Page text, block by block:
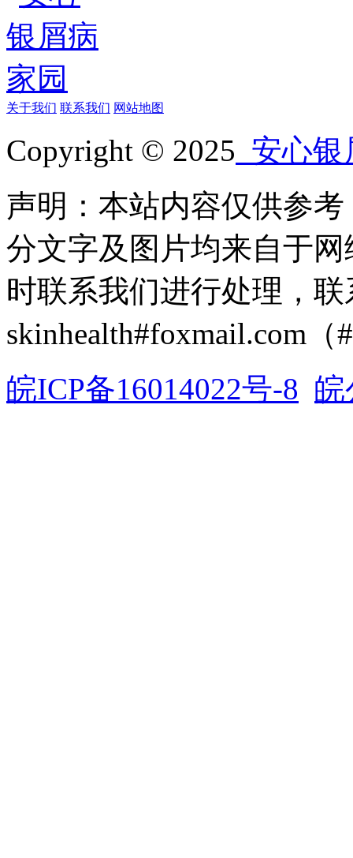
关于我们 联系我们 网站地图
Copyright © 2025 安心银
声明：本站内容仅供参
分文字及图片均来自于
时联系我们进行处理，
skinhealth#foxmail.com（
皖ICP备16014022号-8 皖